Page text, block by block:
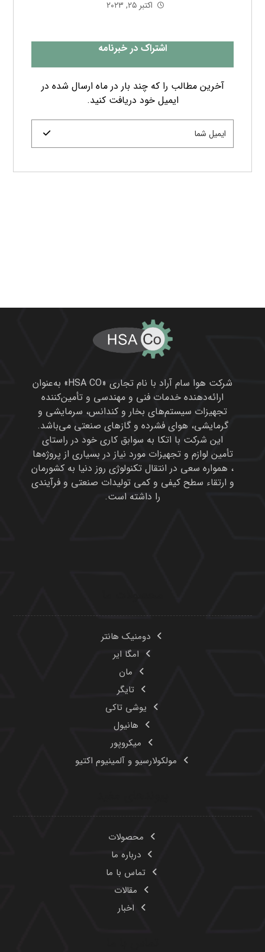
اکتبر ۲۵, ۲۰۲۳
اشتراک در خبرنامه
آخرین مطالب را که چند بار در ماه ارسال شده در
ایمیل خود دریافت کنید.
شرکت هوا سام آراد با نام تجاری «HSA CO» به‌عنوان
ارائه‌دهنده خدمات فنی و مهندسی و تأمین‌کننده
تجهیزات سیستم‌های بخار و کندانس، سرمایشی و
گرمایشی، هوای فشرده و گازهای صنعتی می‌باشد.
این شرکت با اتکا به سوابق کاری خود در راستای
تأمین لوازم و تجهیزات مورد نیاز در بسیاری از پروژه‌ها
، همواره سعی در انتقال تکنولوژی روز دنیا به کشورمان
و ارتقاء سطح کیفی و کمی تولیدات صنعتی و فرآیندی
را داشته است.
دومنیک هانتر
امگا ایر
مان
تایگر
یوشی تاکی
هانیول
میکروپور
مولکولارسیو و آلمینیوم اکتیو
محصولات
درباره ما
تماس با ما
مقالات
اخبار